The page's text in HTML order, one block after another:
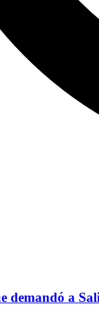
demandó a